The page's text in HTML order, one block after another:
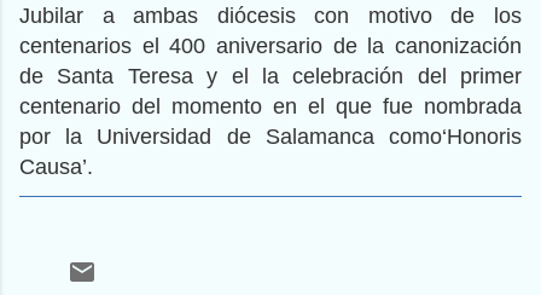
Jubilar a ambas diócesis con motivo de los
centenarios el 400 aniversario de la canonización
de Santa Teresa y el la celebración del primer
centenario del momento en el que fue nombrada
por la Universidad de Salamanca como‘Honoris
Causa’.